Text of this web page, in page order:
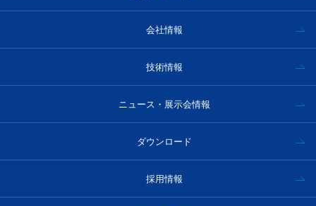
会社情報
技術情報
ニュース・展示会情報
ダウンロード
採用情報